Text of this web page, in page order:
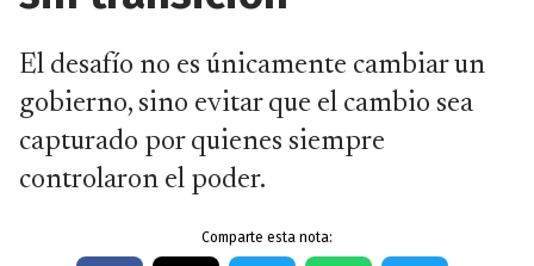
El desafío no es únicamente cambiar un
gobierno, sino evitar que el cambio sea
capturado por quienes siempre
controlaron el poder.
Comparte esta nota: